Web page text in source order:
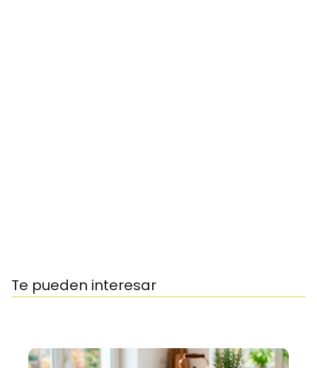
Te pueden interesar